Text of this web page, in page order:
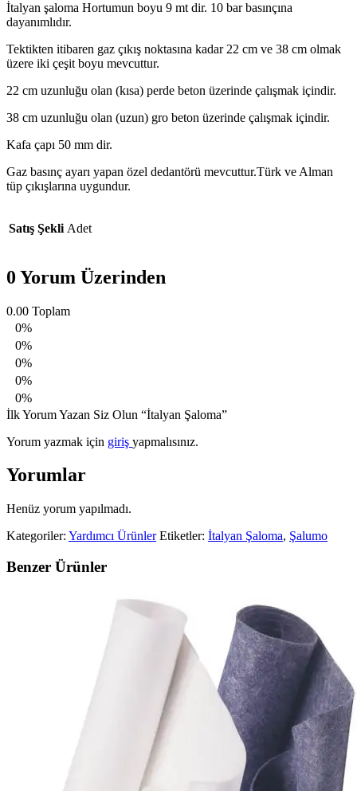
İtalyan şaloma Hortumun boyu 9 mt dir. 10 bar basınçına
dayanımlıdır.
Tektikten itibaren gaz çıkış noktasına kadar 22 cm ve 38 cm olmak
üzere iki çeşit boyu mevcuttur.
22 cm uzunluğu olan (kısa) perde beton üzerinde çalışmak içindir.
38 cm uzunluğu olan (uzun) gro beton üzerinde çalışmak içindir.
Kafa çapı 50 mm dir.
Gaz basınç ayarı yapan özel dedantörü mevcuttur.Türk ve Alman
tüp çıkışlarına uygundur.
Satış Şekli Adet
0 Yorum Üzerinden
0.00 Toplam
0%
0%
0%
0%
0%
İlk Yorum Yazan Siz Olun “İtalyan Şaloma”
Yorum yazmak için giriş yapmalısınız.
Yorumlar
Henüz yorum yapılmadı.
Kategoriler: Yardımcı Ürünler Etiketler: İtalyan Şaloma, Şalumo
Benzer Ürünler